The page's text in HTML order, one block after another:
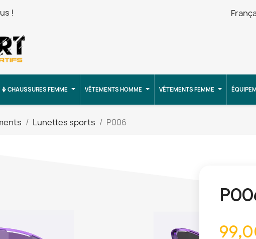
!
CHAUSSURES FEMME VÊTEMENTS HOMME VÊTEMENTS FEMME
Lunettes sports P006